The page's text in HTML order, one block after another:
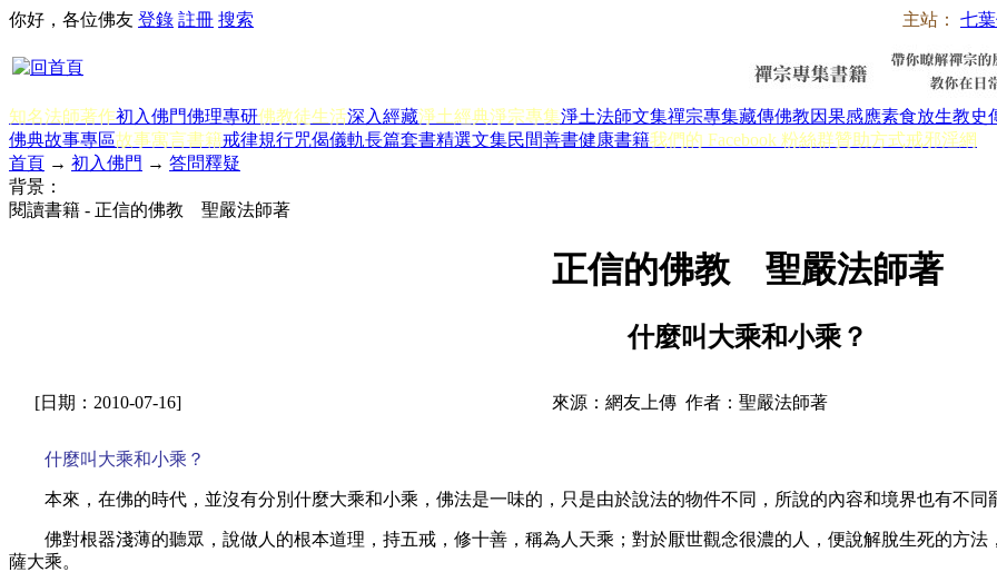
主站： 七
你好，各位佛友 登錄 註冊 搜索
知名法師著作初入佛門佛理專研佛教徒生活深入經藏淨土經典淨宗專集淨土法師文集禪宗專集藏傳佛教因果感應素食放生教史
佛典故事專區故事寓言書籍戒律規行咒偈儀軌長篇套書精選文集民間善書健康書籍我們的 Facebook 粉絲群贊助方式戒邪淫網
首頁 → 初入佛門 → 答問釋疑
背景：
閱讀書籍 - 正信的佛教 聖嚴法師著
正信的佛教 聖嚴法師著
什麼叫大乘和小乘？
[日期：2010-07-16] 來源：網友上傳 作者：聖嚴法師著
什麼叫大乘和小乘？
本來，在佛的時代，並沒有分別什麼大乘和小乘，佛法是一味的，只是由於說法的物件不同，所說的內容和境界也有不同
佛對根器淺薄的聽眾，說做人的根本道理，持五戒，修十善，稱為人天乘；對於厭世觀念很濃的人，便說解脫生死的方
薩大乘。